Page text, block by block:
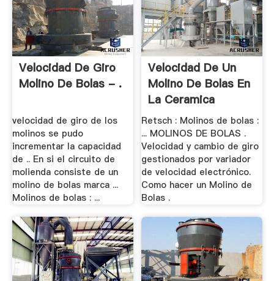
Velocidad De Giro
Molino De Bolas - .
velocidad de giro de los
molinos se pudo
incrementar la capacidad
de .. En si el circuito de
molienda consiste de un
molino de bolas marca ...
Molinos de bolas : ...
Velocidad De Un
Molino De Bolas En
La Ceramica
Retsch : Molinos de bolas :
... MOLINOS DE BOLAS .
Velocidad y cambio de giro
gestionados por variador
de velocidad electrónico.
Como hacer un Molino de
Bolas .